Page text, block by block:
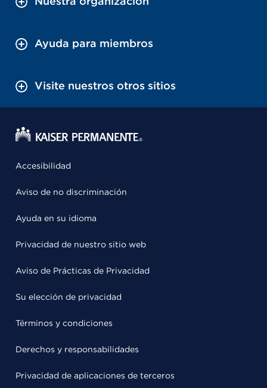
Ayuda para miembros
Visite nuestros otros sitios
Accesibilidad
Aviso de no discriminación
Ayuda en su idioma
Privacidad de nuestro sitio web
Aviso de Prácticas de Privacidad
Su elección de privacidad
Términos y condiciones
Derechos y responsabilidades
Privacidad de aplicaciones de terceros